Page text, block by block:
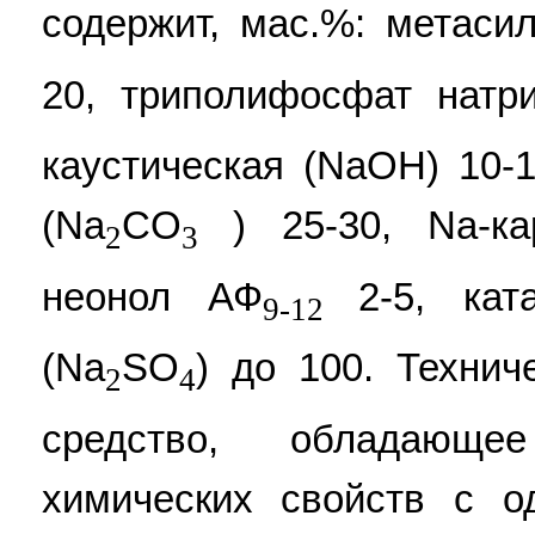
содержит, мас.%:
20, триполифосфат
каустическая (NaOH)
(Na2CO3
) 25-30, Na-
неонол АФ9-12 2-5,
(Na2SO4) до 100.
средство,
химических свойств с